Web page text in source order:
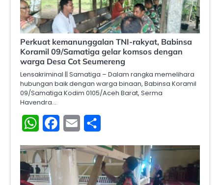
Perkuat kemanunggalan TNI-rakyat, Babinsa
Koramil 09/Samatiga gelar komsos dengan
warga Desa Cot Seumereng
Lensakriminal || Samatiga – Dalam rangka memelihara
hubungan baik dengan warga binaan, Babinsa Koramil
09/Samatiga Kodim 0105/Aceh Barat, Serma
Havendra…
WhatsAppFacebook
Email